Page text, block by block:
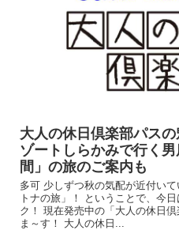
大人の休日倶楽部パス
ゾートしらかみで行く
間」の旅のご案内も
多可 少しずつ秋の気配が近付い
トナの旅」！ ということで、今
ク！ 現在発売中の「大人の休日
ま～す！ 大人の休日...